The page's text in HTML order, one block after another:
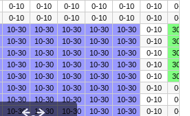
0-10 0-10 0-10 0-10 0-10 0-10
0-10
0-10 0-10 0-10 0-10 0-10 0-10
0-10
10-30 10-30 10-30 10-30 10-30 0-10
30-
10-30 10-30 10-30 10-30 10-30 0-10
30-
10-30 10-30 10-30 10-30 10-30 0-10
30-
10-30 10-30 10-30 10-30 10-30 0-10
30-
10-30 10-30 10-30 10-30 10-30 0-10
30-
10-30 10-30 10-30 10-30 10-30 0-10
0-10
10-30 10-30 10-30 10-30 10-30 0-10
0-10
10-30 10-30 10-30 10-30 10-30 0-10
0-10